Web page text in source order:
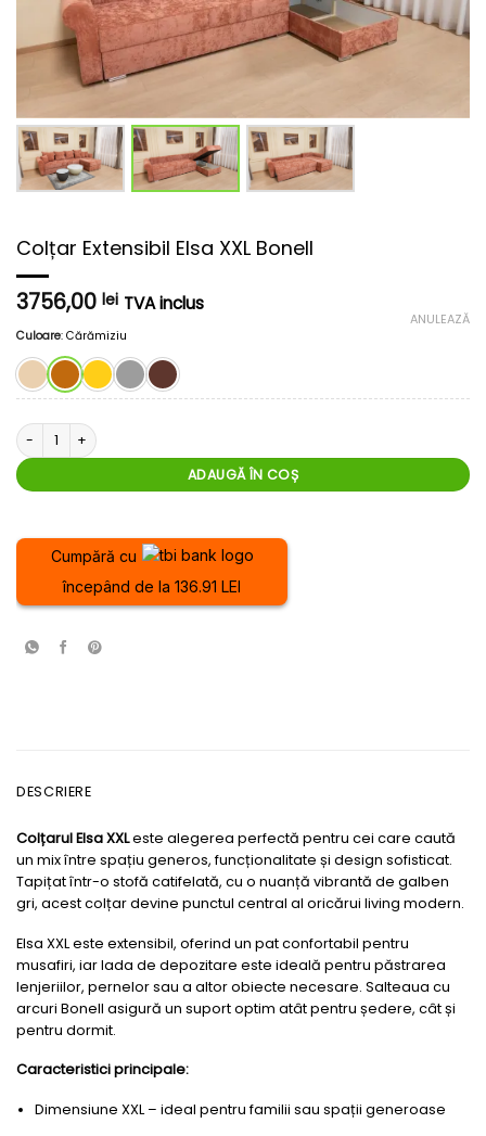
Colțar Extensibil Elsa XXL Bonell
3756,00 lei TVA inclus
Culoare: Cărămiziu
ANULEAZĂ
Cantitate Colțar Extensibil Elsa XXL Bonell
ADAUGĂ ÎN COȘ
Cumpără cu
începând de la 136.91 LEI
DESCRIERE
Colțarul Elsa XXLeste alegerea perfectă pentru cei care caută
un mix între spațiu generos, funcționalitate și design sofisticat.
Tapițat într-o stofă catifelată, cu o nuanță vibrantă de galben
gri, acest colțar devine punctul central al oricărui living modern.
Elsa XXL este extensibil, oferind un pat confortabil pentru
musafiri, iar lada de depozitare este ideală pentru păstrarea
lenjeriilor, pernelor sau a altor obiecte necesare. Salteaua cu
arcuri Bonell asigură un suport optim atât pentru ședere, cât și
pentru dormit.
Caracteristici principale:
Dimensiune XXL – ideal pentru familii sau spații generoase